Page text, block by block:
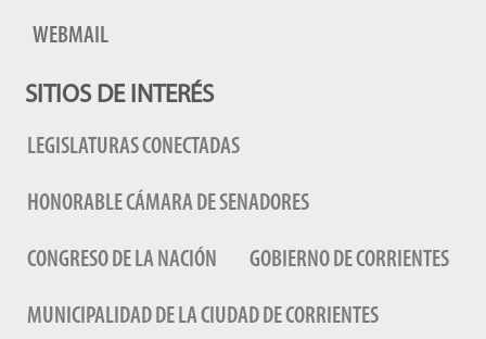
WEBMAIL
SITIOS DE INTERÉS
LEGISLATURAS CONECTADAS
HONORABLE CÁMARA DE SENADORES
CONGRESO DE LA NACIÓN GOBIERNO DE CORRIENTES
MUNICIPALIDAD DE LA CIUDAD DE CORRIENTES